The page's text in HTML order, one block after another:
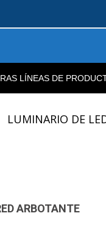
LÍNEAS DE
LUMINARIO DE
ARBOTANTE